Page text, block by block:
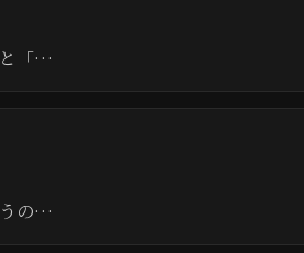
「…
の…